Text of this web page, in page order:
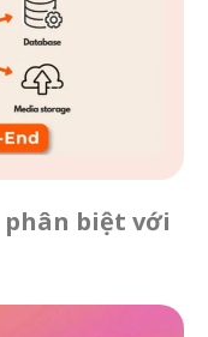
phân biệt với